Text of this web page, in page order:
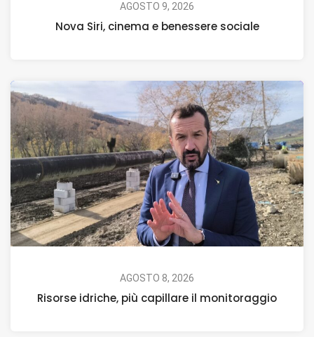
AGOSTO 9, 2026
Nova Siri, cinema e benessere sociale
AGOSTO 8, 2026
Risorse idriche, più capillare il monitoraggio